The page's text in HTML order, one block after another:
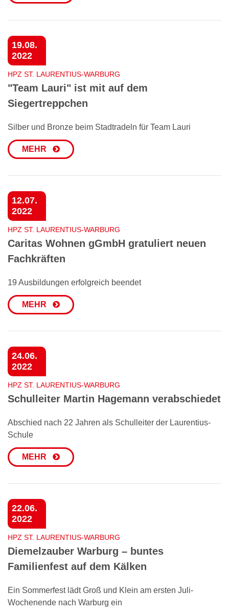
19.08.
2022
HPZ ST. LAURENTIUS-WARBURG
"Team Lauri" ist mit auf dem
Siegertreppchen
Silber und Bronze beim Stadtradeln für Team Lauri
MEHR
12.07.
2022
HPZ ST. LAURENTIUS-WARBURG
Caritas Wohnen gGmbH gratuliert neuen
Fachkräften
19 Ausbildungen erfolgreich beendet
MEHR
24.06.
2022
HPZ ST. LAURENTIUS-WARBURG
Schulleiter Martin Hagemann verabschiedet
Abschied nach 22 Jahren als Schulleiter der Laurentius-
Schule
MEHR
22.06.
2022
HPZ ST. LAURENTIUS-WARBURG
Diemelzauber Warburg – buntes
Familienfest auf dem Kälken
Ein Sommerfest lädt Groß und Klein am ersten Juli-
Wochenende nach Warburg ein